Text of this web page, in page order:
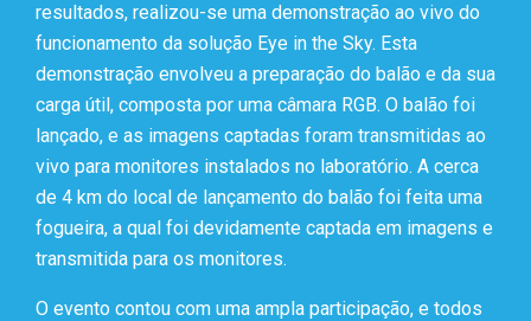
resultados, realizou-se uma demonstração ao vivo do
funcionamento da solução Eye in the Sky. Esta
demonstração envolveu a preparação do balão e da sua
carga útil, composta por uma câmara RGB. O balão foi
lançado, e as imagens captadas foram transmitidas ao
vivo para monitores instalados no laboratório. A cerca
de 4 km do local de lançamento do balão foi feita uma
fogueira, a qual foi devidamente captada em imagens e
transmitida para os monitores.
O evento contou com uma ampla participação, e todos